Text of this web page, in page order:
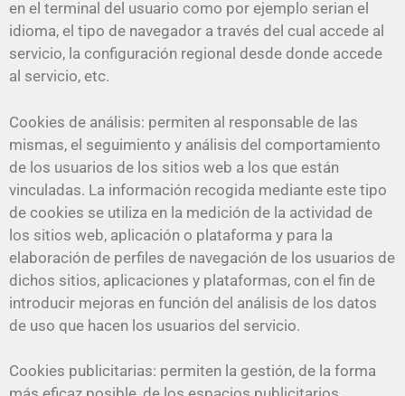
en el terminal del usuario como por ejemplo serian el
idioma, el tipo de navegador a través del cual accede al
servicio, la configuración regional desde donde accede
al servicio, etc.
Cookies de análisis: permiten al responsable de las
mismas, el seguimiento y análisis del comportamiento
de los usuarios de los sitios web a los que están
vinculadas. La información recogida mediante este tipo
de cookies se utiliza en la medición de la actividad de
los sitios web, aplicación o plataforma y para la
elaboración de perfiles de navegación de los usuarios de
dichos sitios, aplicaciones y plataformas, con el fin de
introducir mejoras en función del análisis de los datos
de uso que hacen los usuarios del servicio.
Cookies publicitarias: permiten la gestión, de la forma